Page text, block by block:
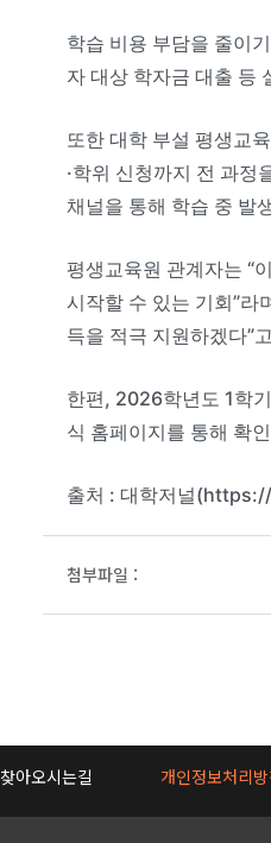
학습 비용 부담을 줄이
자 대상 학자금 대출 등
또한 대학 부설 평생교
·학위 신청까지 전 과정
채널을 통해 학습 중 발
평생교육원 관계자는 “
시작할 수 있는 기회”라
득을 적극 지원하겠다”
한편, 2026학년도 1학
식 홈페이지를 통해 확
출처 : 대학저널
첨부파일 :
찾아오시는길 개인정보처리방